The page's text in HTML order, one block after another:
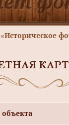
«Историческое